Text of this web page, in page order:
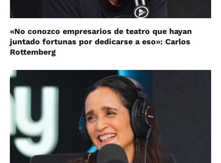
«No conozco empresarios de teatro que hayan
juntado fortunas por dedicarse a eso»: Carlos
Rottemberg